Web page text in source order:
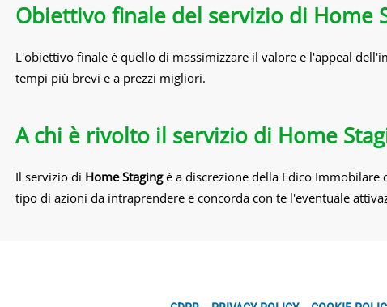
Obiettivo finale del servizio di Home
L'obiettivo finale è quello di massimizzare il valore e l'appeal
tempi più brevi e a prezzi migliori.
A chi è rivolto il servizio di Home
Il servizio di Home Stagingè a discrezione della Edico Immobilare
tipo di azioni da intraprendere e concorda con te l'eventuale